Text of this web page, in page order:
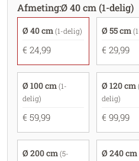
Afmeting:Ø 40 cm (1-delig)
Ø 40 cm (1-delig)
€ 24,99
Ø 55 cm
€ 29,99
Ø 100 cm (1-
delig)
€ 59,99
Ø 120 cm
delig)
€ 99,99
Ø 200 cm (5-
Ø 240 cm